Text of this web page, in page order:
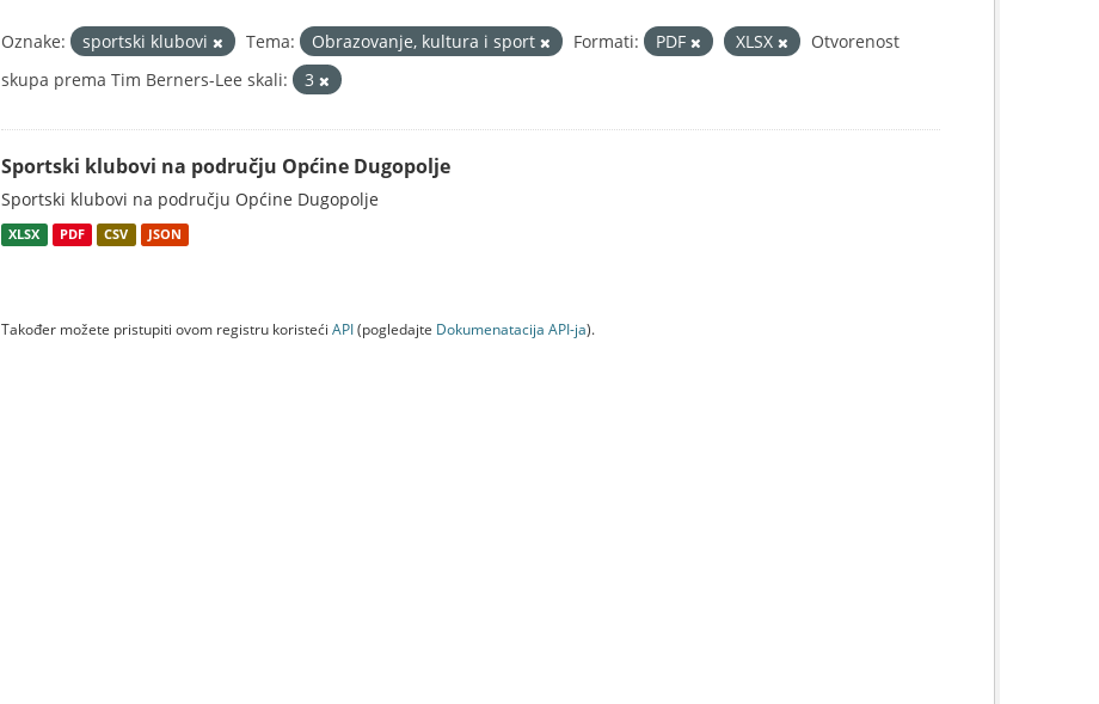
Oznake: sportski klubovi Tema: Obrazovanje, kultura i sport Formati: PDF XLSX
Otvorenost
skupa prema Tim Berners-Lee skali:
3
Sportski klubovi na području Općine Dugopolje
Sportski klubovi na području Općine Dugopolje
XLSX PDF CSV JSON
Također možete pristupiti ovom registru koristeći API(pogledajte Dokumenаtаcijа API-jа).